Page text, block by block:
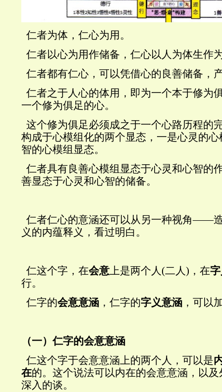
仁者为体，仁心为用。
仁者以心为用作储备，仁心以人为体生作
仁者都有仁心，可以凭借心的良善储备，
仁者之于人心的体用，即为一个本于修为
一个修为俱足的心。
这个修为俱足必须成之于一个心路历程的
构成于心模组化的两个显态，一是心灵的
智的心模组显态。
仁者具有良善心模组显态于心灵和心智的
善显态于心灵和心智的储备。
仁者仁心的意涵还可以从另一种视角——
义的内蕴释义，看过明白。
仁这个字，在会意上是两个人(二人) ，在
行。
仁字的会意意涵 ，仁字的字义意涵 ，可以
（一）仁字的会意意涵
仁这个字于会意意涵上的两个人，可以是
在的。这个说法可以内在的会意意涵，以
深入的谈。